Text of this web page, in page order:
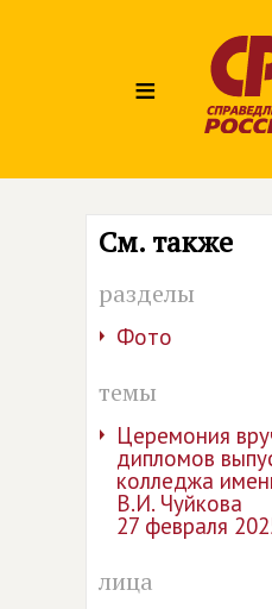
≡
См. также
разделы
Фото
темы
Церемония
дипломов
колледжа
В.И. Чуйкова
27 февраля
лица